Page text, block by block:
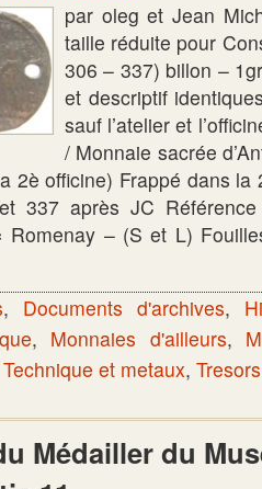
par oleg et Jean
taille réduite pour
306 – 337) billon –
et descriptif
sauf l’atelier et
/ Monnaie sacrée
2è officine) Frappé dans la
et 337 après JC
– (S et L)
, Documents d'archives,
, Monnaies d'ailleurs,
Technique et metaux,
Médailler du